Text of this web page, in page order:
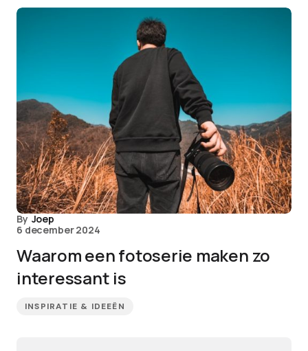
By Joep
6 december 2024
Waarom een fotoserie maken zo
interessant is
INSPIRATIE & IDEEËN